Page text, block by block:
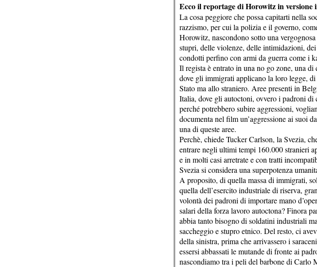
Ecco il reportage di Horowitz in versione
La cosa peggiore che possa capitarti nella
razzismo, per cui la polizia e il governo,
Horowitz, nascondono sotto una
stupri, delle violenze, delle intimidazioni,
condotti perfino con armi da guerra come i
Il regista è entrato in una no go zone, una
dove gli immigrati applicano la loro legge,
Stato ma allo straniero. Aree presenti in
Italia, dove gli autoctoni, ovvero i padroni
perché potrebbero subire aggressioni,
documenta nel film un’aggressione ai suoi
una di queste aree.
Perchè, chiede Tucker Carlson, la Svezia,
entrare negli ultimi tempi 160.000 stranieri
e in molti casi arretrate e con tratti
Svezia si considera una superpotenza
A proposito, di quella massa di immigrati,
quella dell’esercito industriale di riserva,
volontà dei padroni di importare mano
salari della forza lavoro autoctona? Finora
abbia tanto bisogno di soldatini industriali
saccheggio e stupro etnico. Del resto, ci
della sinistra, prima che arrivassero i
essersi abbassati le mutande di fronte ai
nascondiamo tra i peli del barbone di Carlo